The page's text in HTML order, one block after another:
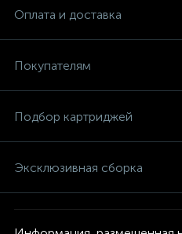
Оплата и доставка
Покупателям
Подбор картриджей
Эксклюзивная сборка